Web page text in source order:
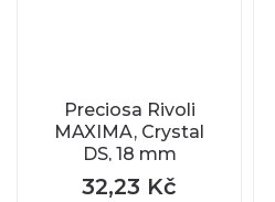
Preciosa Rivoli
MAXIMA, Crystal
DS, 18 mm
32,23 Kč